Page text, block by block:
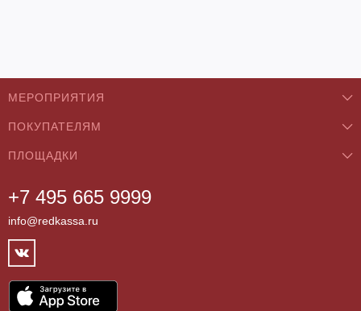
+7 495 665 9999
info@redkassa.ru
МЕРОПРИЯТИЯ
Концерты
Классика
Театры
Фестивали
Спорт
Цирк
ПОКУПАТЕЛЯМ
О нас
Как купить
Возврат билетов
Контакты
Партнёры
ПЛОЩАДКИ
Бар/Ресторан/Кафе
Клуб
Концертный зал
Театр